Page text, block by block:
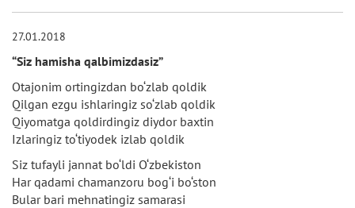
27.01.2018
“Siz hamisha qalbimizdasiz”
Otajonim ortingizdan bo‘zlab qoldik
Qilgan ezgu ishlaringiz so‘zlab qoldik
Qiyomatga qoldirdingiz diydor baxtin
Izlaringiz to‘tiyodek izlab qoldik
Siz tufayli jannat bo‘ldi O‘zbekiston
Har qadami chamanzoru bog‘i bo‘ston
Bular bari mehnatingiz samarasi